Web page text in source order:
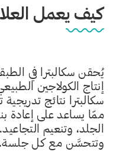
كيف يعمل
يُحقن سكالبترا في
إنتاج الكولاجين
سكالبترا نتائج
ممّا يساعد على إعادة
الجلد، وتنعيم
وتتحسَّن مع كل جلسة.